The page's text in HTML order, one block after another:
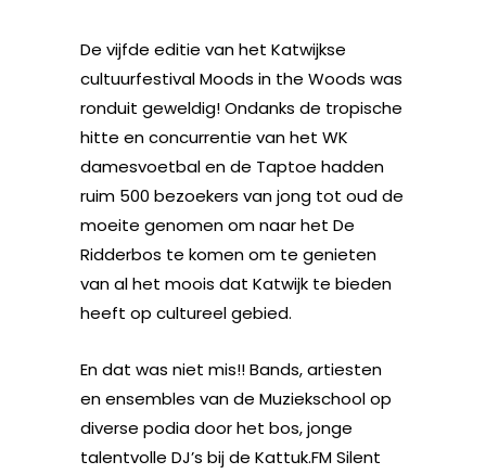
De vijfde editie van het Katwijkse
cultuurfestival Moods in the Woods was
ronduit geweldig! Ondanks de tropische
hitte en concurrentie van het WK
damesvoetbal en de Taptoe hadden
ruim 500 bezoekers van jong tot oud de
moeite genomen om naar het De
Ridderbos te komen om te genieten
van al het moois dat Katwijk te bieden
heeft op cultureel gebied.
En dat was niet mis!! Bands, artiesten
en ensembles van de Muziekschool op
diverse podia door het bos, jonge
talentvolle DJ’s bij de Kattuk.FM Silent